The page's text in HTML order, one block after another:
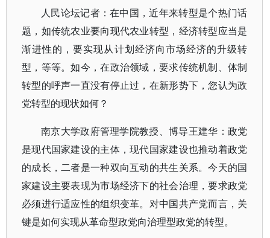
人民论坛记者：在中国，近年来转型是个热门话
题，如传统农业要向现代农业转型，经济转型应当是
渐进性的，要实现从计划经济向市场经济的升级转
型，等等。如今，在政治领域，要求传统机制、体制
转型的呼声一直没有停止过，在新形势下，您认为政
党转型的现状如何？
南京大学政府管理学院教授、博导王建华：政党
是现代国家建设的主体，现代国家建设也推动着政党
的成长，二者是一种双向互动的共生关系。今天的国
家建设主要表现为市场经济下的社会治理，要求政党
必须进行适应性的组织变革。对中国共产党而言，关
键是如何实现从革命型政党向治理型政党的转型。